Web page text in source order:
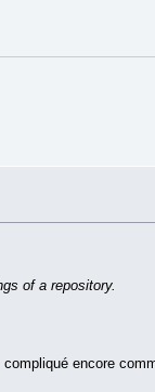
of a repository.
encore